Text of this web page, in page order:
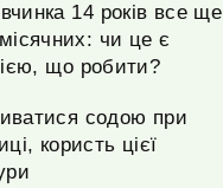
14 років все ще
чи це є
що робити?
содою при
користь цієї